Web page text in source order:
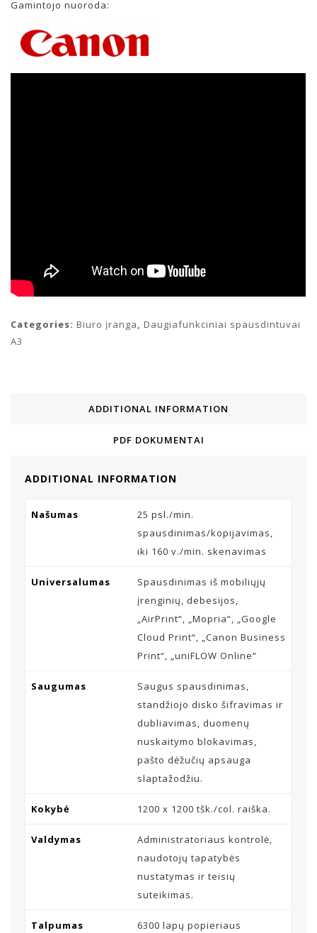
Gamintojo nuoroda:
Categories: Biuro įranga, Daugiafunkciniai spausdintuvai
A3
ADDITIONAL INFORMATION
PDF DOKUMENTAI
ADDITIONAL INFORMATION
Našumas
25 psl./min.
spausdinimas/kopijavimas,
iki 160 v./min. skenavimas
Universalumas
Spausdinimas iš mobiliųjų
įrenginių, debesijos,
„AirPrint“, „Mopria“, „Google
Cloud Print“, „Canon Business
Print“, „uniFLOW Online“
Saugumas
Saugus spausdinimas,
standžiojo disko šifravimas ir
dubliavimas, duomenų
nuskaitymo blokavimas,
pašto dėžučių apsauga
slaptažodžiu.
Kokybė 1200 x 1200 tšk./col. raiška.
Valdymas
Administratoriaus kontrolė,
naudotojų tapatybės
nustatymas ir teisių
suteikimas.
Talpumas
6300 lapų popieriaus